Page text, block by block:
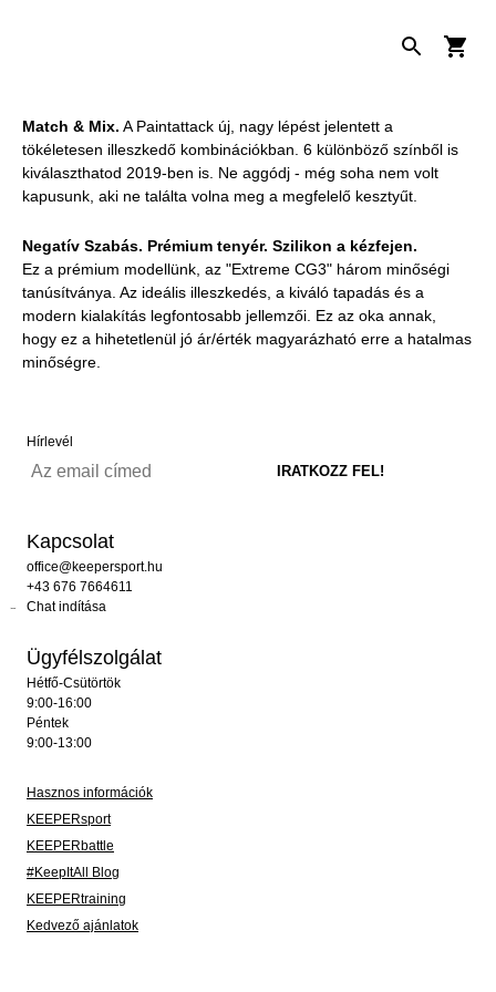
Match & Mix. A Paintattack új, nagy lépést jelentett a
tökéletesen illeszkedő kombinációkban. 6 különböző színből is
kiválaszthatod 2019-ben is. Ne aggódj - még soha nem volt
kapusunk, aki ne találta volna meg a megfelelő kesztyűt.
Negatív Szabás. Prémium tenyér. Szilikon a kézfejen.
Ez a prémium modellünk, az "Extreme CG3" három minőségi
tanúsítványa. Az ideális illeszkedés, a kiváló tapadás és a
modern kialakítás legfontosabb jellemzői. Ez az oka annak,
hogy ez a hihetetlenül jó ár/érték magyarázható erre a hatalmas
minőségre.
Hírlevél
Kapcsolat
office@keepersport.hu
+43 676 7664611
Chat indítása
Ügyfélszolgálat
Hétfő-Csütörtök
9:00-16:00
Péntek
9:00-13:00
Hasznos információk
KEEPERsport
KEEPERbattle
#KeepItAll Blog
KEEPERtraining
Kedvező ajánlatok